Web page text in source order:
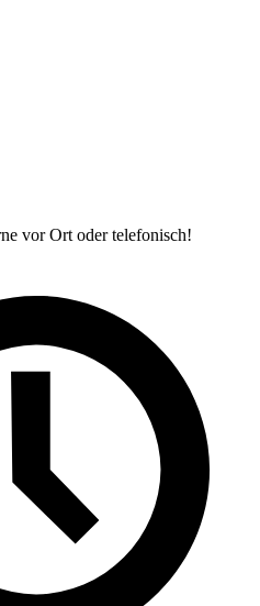
vor Ort oder telefonisch!